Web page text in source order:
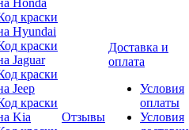
Honda
краски
Hyundai
краски
Jaguar
краски
Jeep
краски
Kia
Отзывы
Доставка и
оплата
Условия
оплаты
Условия